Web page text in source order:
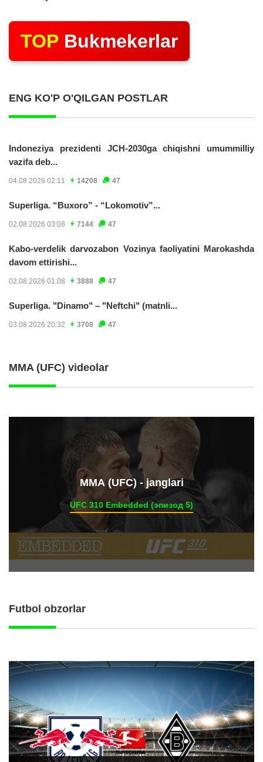
TOP Bukmekerlar
ENG KO'P O'QILGAN POSTLAR
Indoneziya prezidenti JCH-2030ga chiqishni umummilliy
vazifa deb...
04.08.2026 02:11 14208 47
Superliga. “Buxoro” - “Lokomotiv”...
02.08.2026 03:08 7144 47
Kabo-verdelik darvozabon Vozinya faoliyatini Marokashda
davom ettirishi...
02.08.2026 01:08 3888 47
Superliga. "Dinamo" – "Neftchi" (matnli...
03.08.2026 20:32 3708 47
MMA (UFC) videolar
ММА (UFC) - janglari
UFC 310 Embedded (эпизод 5)
Futbol obzorlar